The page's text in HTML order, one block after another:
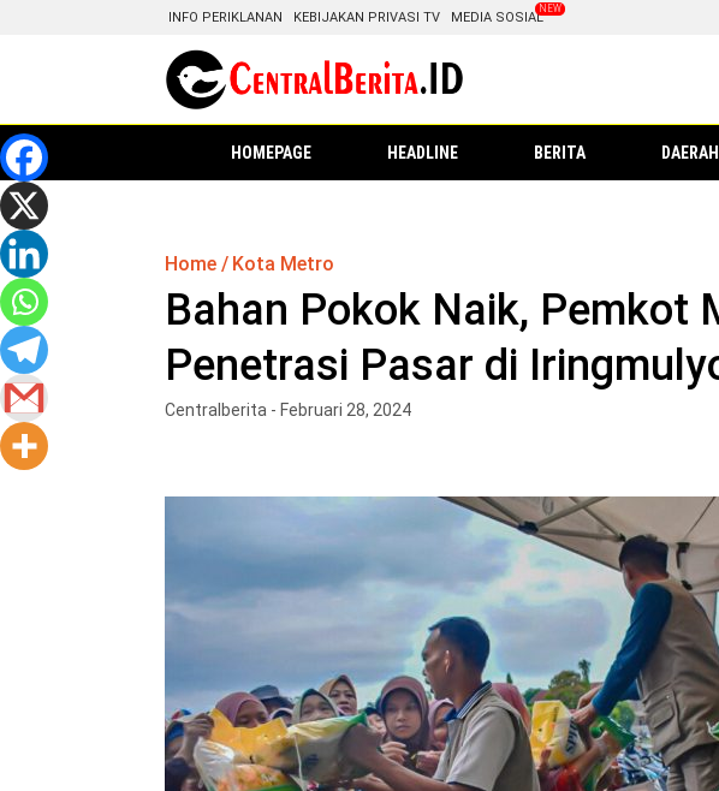
INFO PERIKLANAN KEBIJAKAN PRIVASI TV MEDIA SOSIAL
HOMEPAGE HEADLINE BERITA DAERAH
Home Kota Metro
Bahan Pokok Naik, Pemkot
Penetrasi Pasar di
Centralberita - Februari 28, 2024